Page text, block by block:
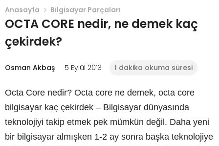
Anasayfa Bilgisayar Parçaları
OCTA CORE nedir, ne demek kaç
çekirdek?
Osman Akbaş 5 Eylül 2013 1 dakika okuma süresi
Octa Core nedir? Octa core ne demek, octa core
bilgisayar kaç çekirdek – Bilgisayar dünyasında
teknolojiyi takip etmek pek mümkün değil. Daha yeni
bir bilgisayar almışken 1-2 ay sonra başka teknolojiye